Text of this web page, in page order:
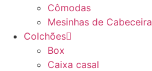
Cômodas
Mesinhas de Cabeceira
Colchões
Box
Caixa casal